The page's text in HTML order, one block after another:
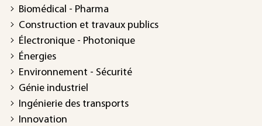
Biomédical - Pharma
Construction et travaux publics
Électronique - Photonique
Énergies
Environnement - Sécurité
Génie industriel
Ingénierie des transports
Innovation